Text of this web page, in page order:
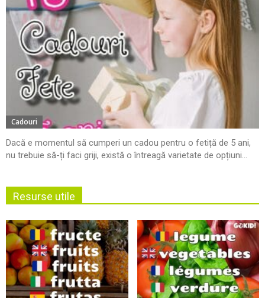
Cadouri
Dacă e momentul să cumperi un cadou pentru o fetiță de 5 ani,
nu trebuie să-ți faci griji, există o întreagă varietate de opțiuni...
Resurse utile